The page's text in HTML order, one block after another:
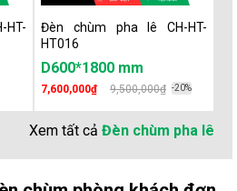
Đèn chùm pha lê CH-HT-
HT016
D600*1800 mm
7,600,000₫ 9,500,000₫ -20%
Xem tất cả Đèn chùm pha lê